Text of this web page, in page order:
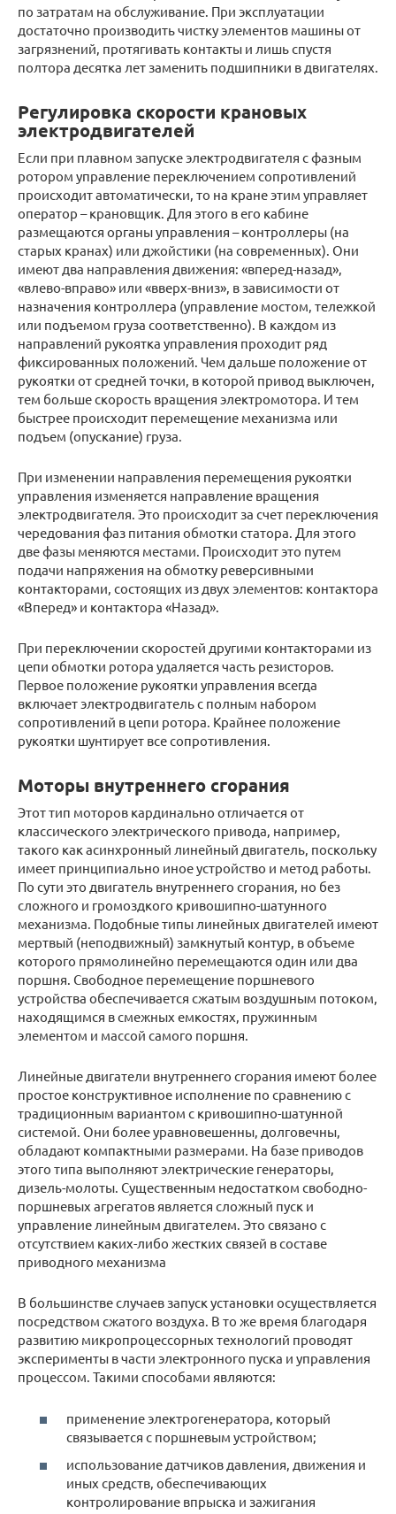
по затратам на обслуживание. При эксплуатации
достаточно производить чистку элементов машины от
загрязнений, протягивать контакты и лишь спустя
полтора десятка лет заменить подшипники в двигателях.
Регулировка скорости крановых
электродвигателей
Если при плавном запуске электродвигателя с фазным
ротором управление переключением сопротивлений
происходит автоматически, то на кране этим управляет
оператор – крановщик. Для этого в его кабине
размещаются органы управления – контроллеры (на
старых кранах) или джойстики (на современных). Они
имеют два направления движения: «вперед-назад»,
«влево-вправо» или «вверх-вниз», в зависимости от
назначения контроллера (управление мостом, тележкой
или подъемом груза соответственно). В каждом из
направлений рукоятка управления проходит ряд
фиксированных положений. Чем дальше положение от
рукоятки от средней точки, в которой привод выключен,
тем больше скорость вращения электромотора. И тем
быстрее происходит перемещение механизма или
подъем (опускание) груза.
При изменении направления перемещения рукоятки
управления изменяется направление вращения
электродвигателя. Это происходит за счет переключения
чередования фаз питания обмотки статора. Для этого
две фазы меняются местами. Происходит это путем
подачи напряжения на обмотку реверсивными
контакторами, состоящих из двух элементов: контактора
«Вперед» и контактора «Назад».
При переключении скоростей другими контакторами из
цепи обмотки ротора удаляется часть резисторов.
Первое положение рукоятки управления всегда
включает электродвигатель с полным набором
сопротивлений в цепи ротора. Крайнее положение
рукоятки шунтирует все сопротивления.
Моторы внутреннего сгорания
Этот тип моторов кардинально отличается от
классического электрического привода, например,
такого как асинхронный линейный двигатель, поскольку
имеет принципиально иное устройство и метод работы.
По сути это двигатель внутреннего сгорания, но без
сложного и громоздкого кривошипно-шатунного
механизма. Подобные типы линейных двигателей имеют
мертвый (неподвижный) замкнутый контур, в объеме
которого прямолинейно перемещаются один или два
поршня. Свободное перемещение поршневого
устройства обеспечивается сжатым воздушным потоком,
находящимся в смежных емкостях, пружинным
элементом и массой самого поршня.
Линейные двигатели внутреннего сгорания имеют более
простое конструктивное исполнение по сравнению с
традиционным вариантом с кривошипно-шатунной
системой. Они более уравновешенны, долговечны,
обладают компактными размерами. На базе приводов
этого типа выполняют электрические генераторы,
дизель-молоты. Существенным недостатком свободно-
поршневых агрегатов является сложный пуск и
управление линейным двигателем. Это связано с
отсутствием каких-либо жестких связей в составе
приводного механизма
В большинстве случаев запуск установки осуществляется
посредством сжатого воздуха. В то же время благодаря
развитию микропроцессорных технологий проводят
эксперименты в части электронного пуска и управления
процессом. Такими способами являются:
применение электрогенератора, который
связывается с поршневым устройством;
использование датчиков давления, движения и
иных средств, обеспечивающих
контролирование впрыска и зажигания